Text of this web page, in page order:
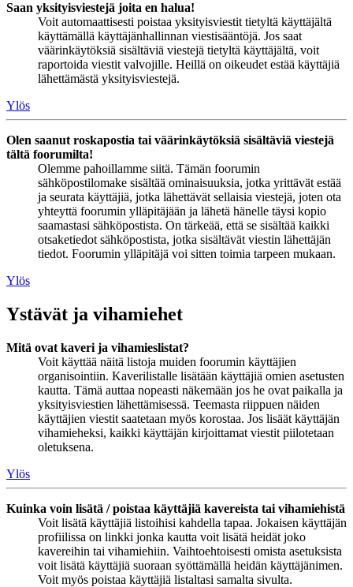
Saan yksityisviestejä joita en halua!
Voit automaattisesti poistaa yksityisviestit tietyltä käyttäjältä
käyttämällä käyttäjänhallinnan viestisääntöjä. Jos saat
väärinkäytöksiä sisältäviä viestejä tietyltä käyttäjältä, voit
raportoida viestit valvojille. Heillä on oikeudet estää käyttäjiä
lähettämästä yksityisviestejä.
Ylös
Olen saanut roskapostia tai väärinkäytöksiä sisältäviä viestejä
tältä foorumilta!
Olemme pahoillamme siitä. Tämän foorumin
sähköpostilomake sisältää ominaisuuksia, jotka yrittävät estää
ja seurata käyttäjiä, jotka lähettävät sellaisia viestejä, joten ota
yhteyttä foorumin ylläpitäjään ja lähetä hänelle täysi kopio
saamastasi sähköpostista. On tärkeää, että se sisältää kaikki
otsaketiedot sähköpostista, jotka sisältävät viestin lähettäjän
tiedot. Foorumin ylläpitäjä voi sitten toimia tarpeen mukaan.
Ylös
Ystävät ja vihamiehet
Mitä ovat kaveri ja vihamieslistat?
Voit käyttää näitä listoja muiden foorumin käyttäjien
organisointiin. Kaverilistalle lisätään käyttäjiä omien asetusten
kautta. Tämä auttaa nopeasti näkemään jos he ovat paikalla ja
yksityisviestien lähettämisessä. Teemasta riippuen näiden
käyttäjien viestit saatetaan myös korostaa. Jos lisäät käyttäjän
vihamieheksi, kaikki käyttäjän kirjoittamat viestit piilotetaan
oletuksena.
Ylös
Kuinka voin lisätä / poistaa käyttäjiä kavereista tai vihamiehistä
Voit lisätä käyttäjiä listoihisi kahdella tapaa. Jokaisen käyttäjän
profiilissa on linkki jonka kautta voit lisätä heidät joko
kavereihin tai vihamiehiin. Vaihtoehtoisesti omista asetuksista
voit lisätä käyttäjiä suoraan syöttämällä heidän käyttäjänimen.
Voit myös poistaa käyttäjiä listaltasi samalta sivulta.